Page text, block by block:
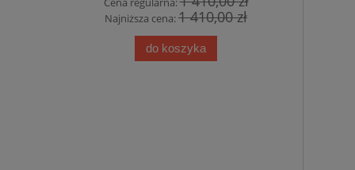
Najniższa cena:1 410,00 zł
do koszyka